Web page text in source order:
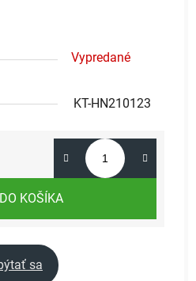
Vypredané
KT-HN210123
DO KOŠÍKA
sa